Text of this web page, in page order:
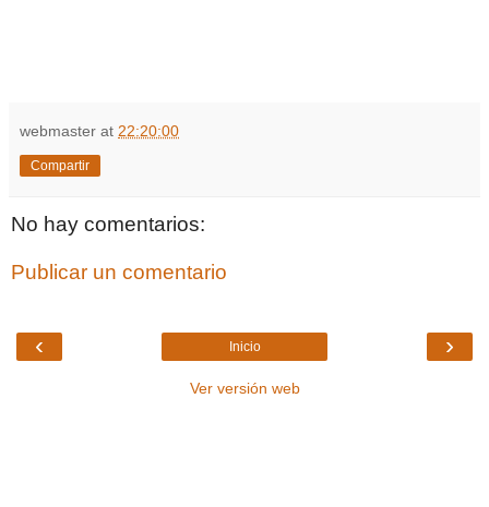
webmaster at 22:20:00
Compartir
No hay comentarios:
Publicar un comentario
‹ ›
Inicio
Ver versión web